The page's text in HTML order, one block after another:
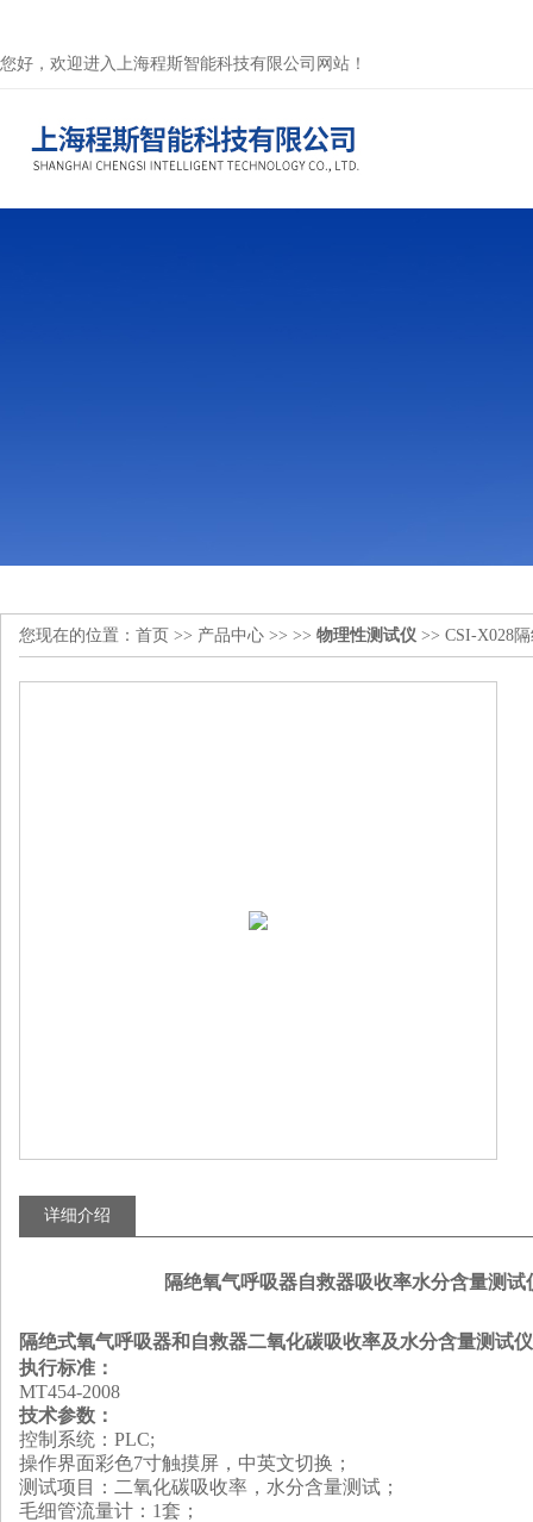
您好，欢迎进入上海程斯智能科技有限公司网站！
您现在的位置： 首页 >> 产品中心 >> >> 物理性测试仪 >> CSI-X028
详细介绍
隔绝氧气呼吸器自救器吸收率水分含量测试
隔绝式氧气呼吸器和自救器二氧化碳吸收率及水分含量测试仪
执行标准：
MT454-2008
技术参数：
控制系统：PLC;
操作界面彩色7寸触摸屏，中英文切换；
测试项目：二氧化碳吸收率，水分含量测试；
毛细管流量计：1套；